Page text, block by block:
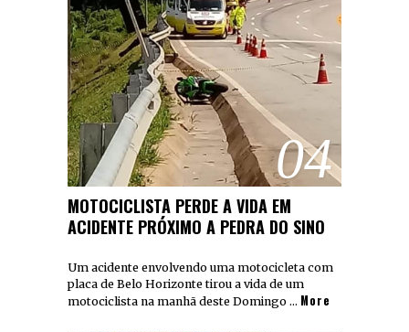
04
MOTOCICLISTA PERDE A VIDA EM
ACIDENTE PRÓXIMO A PEDRA DO SINO
Um acidente envolvendo uma motocicleta com
placa de Belo Horizonte tirou a vida de um
motociclista na manhã deste Domingo … More